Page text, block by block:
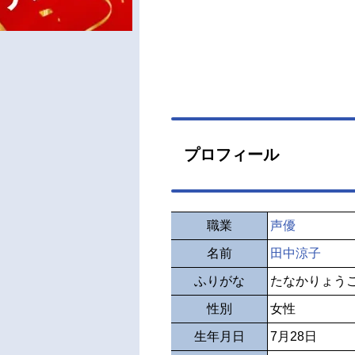
プロフィール
職業 声優
名前 田中涼子
ふりがな たなかりょう
性別 女性
生年月日 7月28日